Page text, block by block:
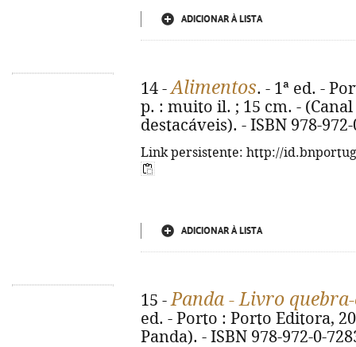
ADICIONAR À LISTA
14 -Alimentos. - 1ª ed. -
p. : muito il. ; 15 cm. -
destacáveis). - ISBN 978-
Link persistente: http://
ADICIONAR À LISTA
15 -Panda - Livro
ed. - Porto : Porto Editora,
Panda). - ISBN 978-972-0-